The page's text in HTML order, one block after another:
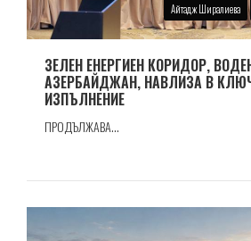
Айтадж Ширалиева
ЗЕЛЕН ЕНЕРГИЕН КОРИДОР,
АЗЕРБАЙДЖАН, НАВЛИЗА В
ИЗПЪЛНЕНИЕ
ПРОДЪЛЖАВА...